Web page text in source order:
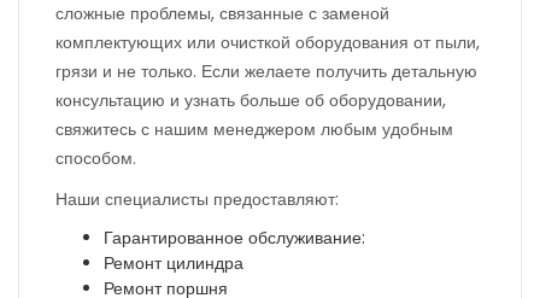
сложные проблемы, связанные с заменой
комплектующих или очисткой оборудования от пыли,
грязи и не только. Если желаете получить детальную
консультацию и узнать больше об оборудовании,
свяжитесь с нашим менеджером любым удобным
способом.
Наши специалисты предоставляют:
Гарантированное обслуживание:
Ремонт цилиндра
Ремонт поршня